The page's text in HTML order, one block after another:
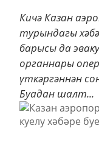
Кичә Казан
турындагы
барысы да
органнары
үткәргәннән
Буадан шалт...